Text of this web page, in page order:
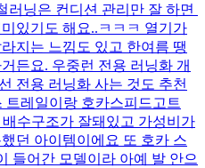
러닝은 컨디션 관리만 잘 하면
있기도 해요..ㅋㅋㅋ 열기가
지는 느낌도 있고 한여름 땡
든요. 우중런 전용 러닝화 개
전용 러닝화 사는 것도 추천
트레일이랑 호카스피드고트
수구조가 잘돼있고 가성비가
던 아이템이에요 또 호카 스
들어간 모델이라 아예 발 안으